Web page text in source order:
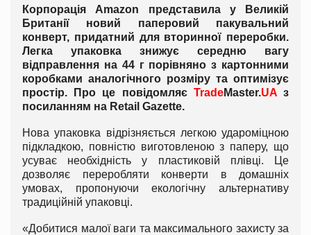
Корпорація Amazon представила у Великій
Британії новий паперовий пакувальний
конверт, придатний для вторинної переробки.
Легка упаковка знижує середню вагу
відправлення на 44 г порівняно з картонними
коробками аналогічного розміру та оптимізує
простір. Про це повідомляє TradeMaster.UAз
посиланням на Retail Gazette.
Нова упаковка відрізняється легкою удароміцною
підкладкою, повністю виготовленою з паперу, що
усуває необхідність у пластиковій плівці. Це
дозволяє переробляти конверти в домашніх
умовах, пропонуючи екологічну альтернативу
традиційній упаковці.
«Добитися малої ваги та максимального захисту за